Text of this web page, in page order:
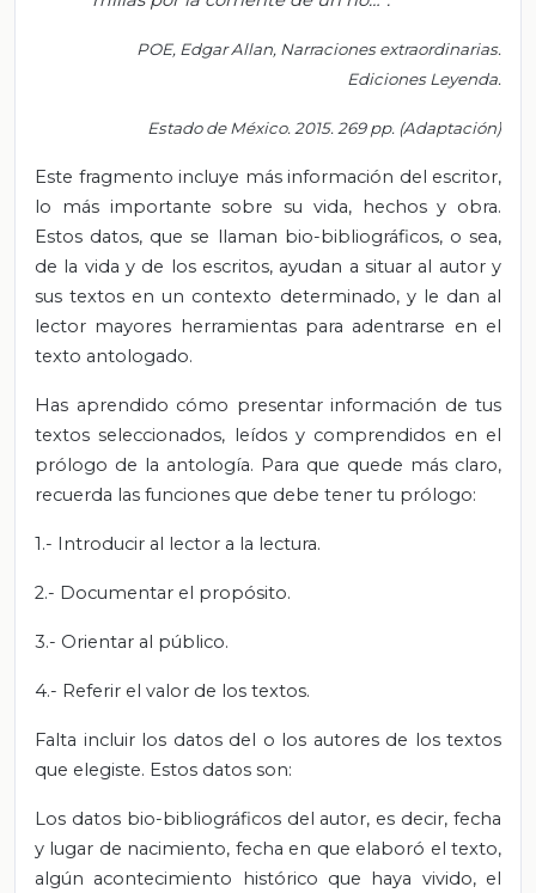
POE, Edgar Allan, Narraciones extraordinarias.
Ediciones Leyenda.
Estado de México. 2015. 269 pp. (Adaptación)
Este fragmento incluye más información del escritor,
lo más importante sobre su vida, hechos y obra.
Estos datos, que se llaman bio-bibliográficos, o sea,
de la vida y de los escritos, ayudan a situar al autor y
sus textos en un contexto determinado, y le dan al
lector mayores herramientas para adentrarse en el
texto antologado.
Has aprendido cómo presentar información de tus
textos seleccionados, leídos y comprendidos en el
prólogo de la antología. Para que quede más claro,
recuerda las funciones que debe tener tu prólogo:
1.- Introducir al lector a la lectura.
2.- Documentar el propósito.
3.- Orientar al público.
4.- Referir el valor de los textos.
Falta incluir los datos del o los autores de los textos
que elegiste. Estos datos son:
Los datos bio-bibliográficos del autor, es decir, fecha
y lugar de nacimiento, fecha en que elaboró el texto,
algún acontecimiento histórico que haya vivido, el